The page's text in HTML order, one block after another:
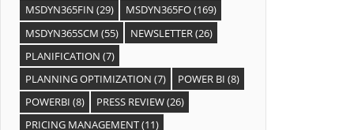
MSDYN365FIN (29) MSDYN365FO(169)
MSDYN365SCM (55) NEWSLETTER(26)
PLANIFICATION (7)
PLANNING OPTIMIZATION (7) POWER BI (8)
POWERBI (8) PRESS REVIEW(26)
PRICING MANAGEMENT(11)